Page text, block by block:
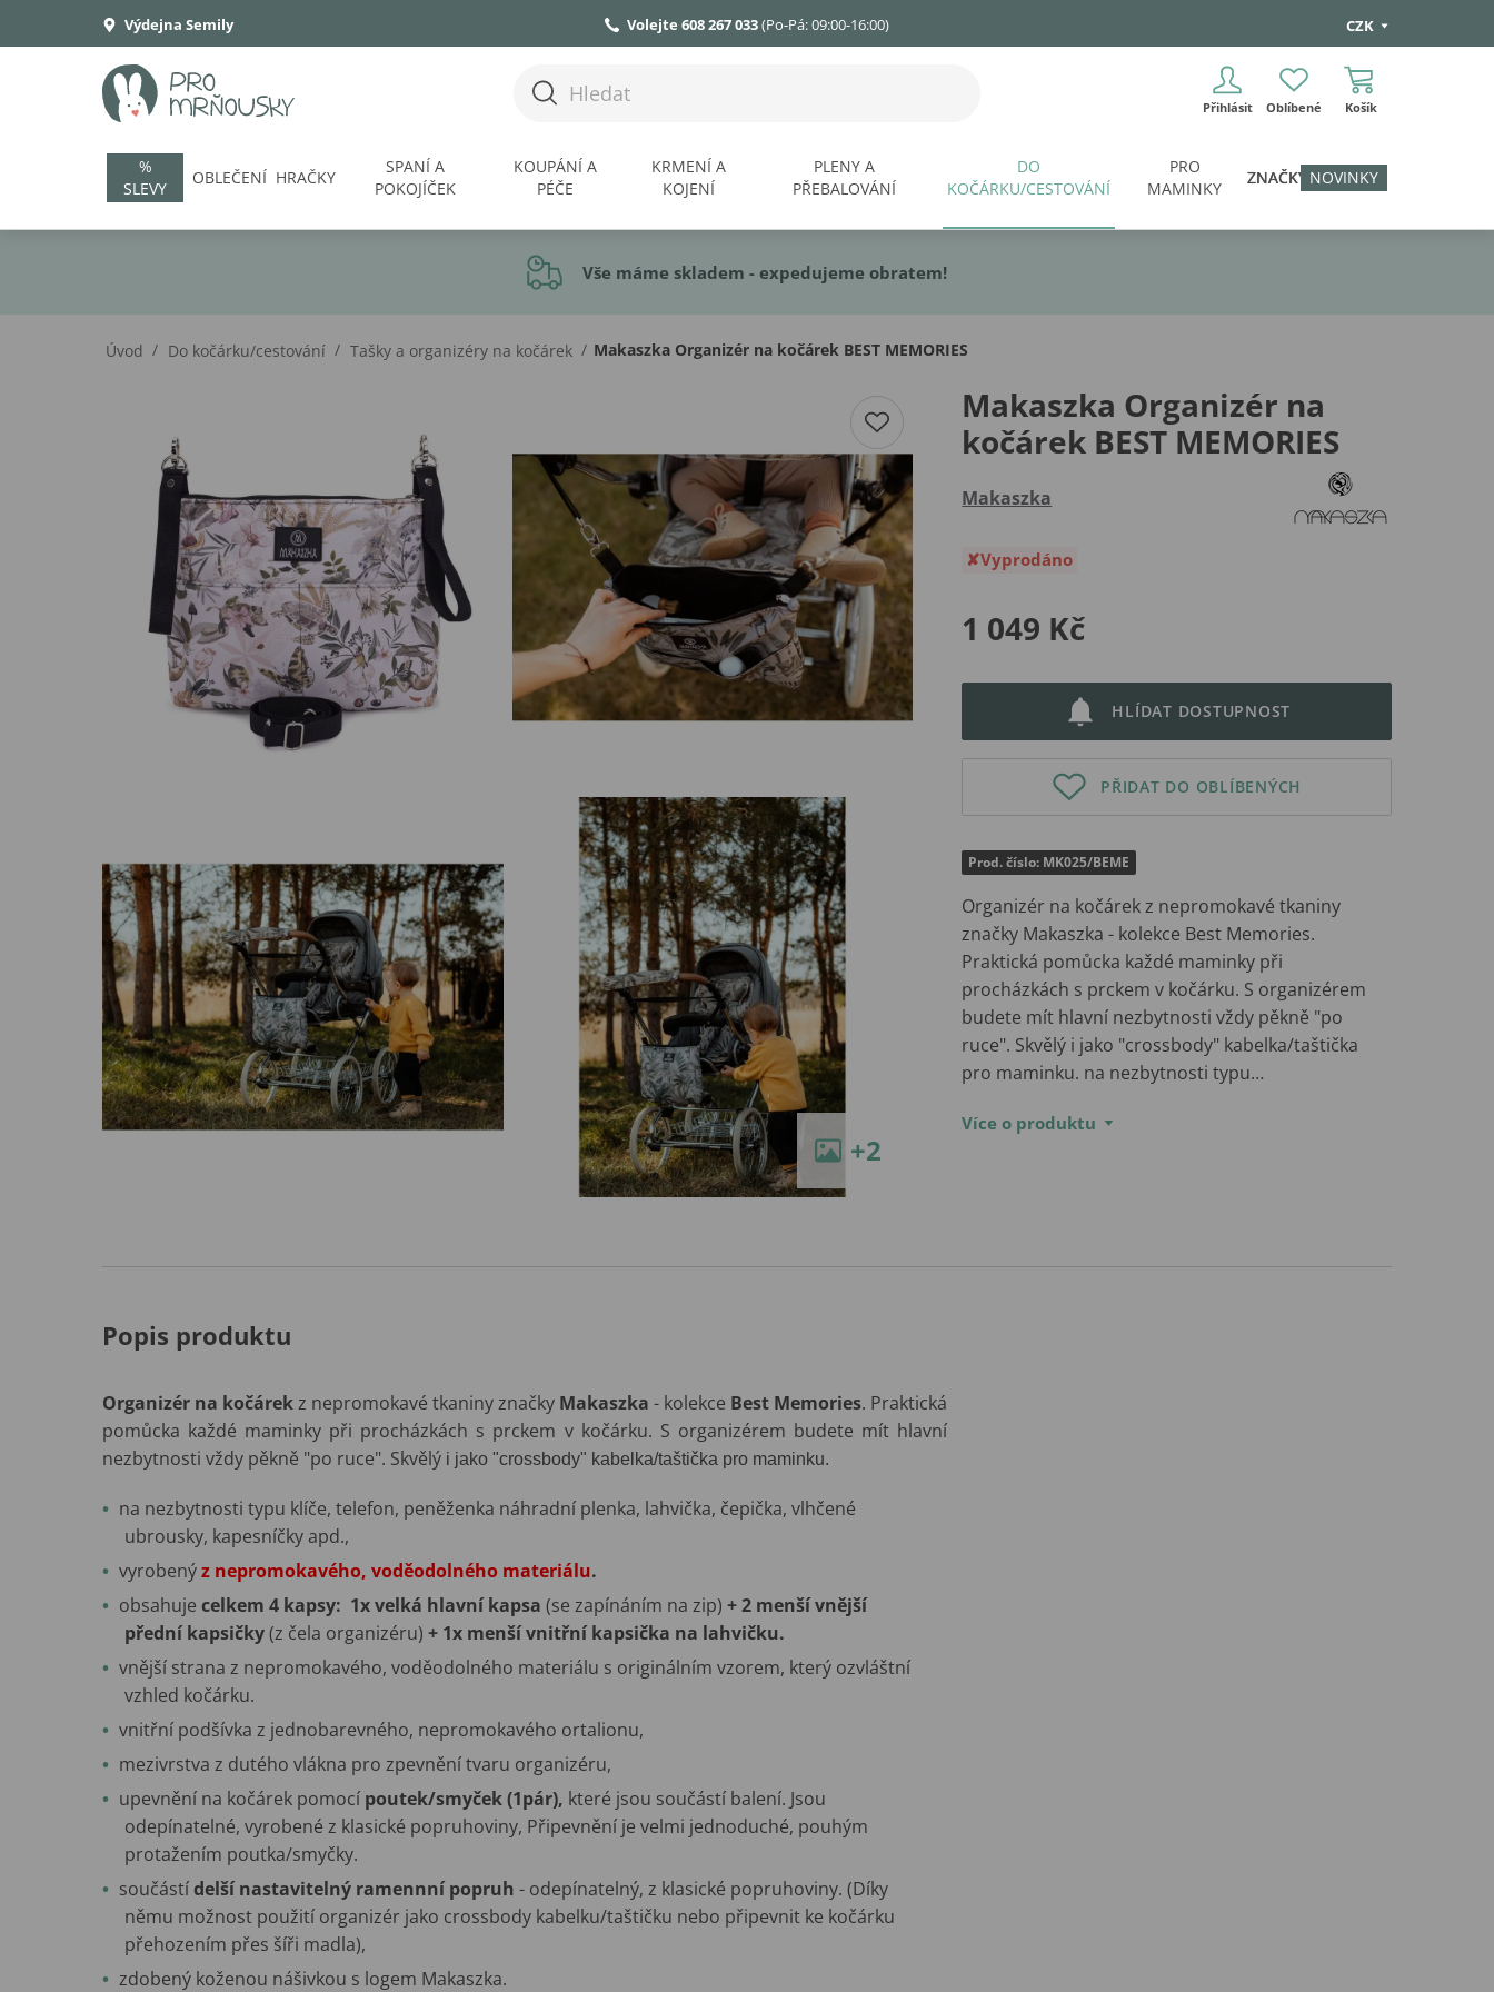
Výdejna Semily Volejte 608 267 033(Po-Pá: 09:00-16:00) CZK
Přihlásit Oblíbené Košík
%
SLEVY
OBLEČENÍ HRAČKY
SPANÍ A
POKOJÍČEK
KOUPÁNÍ A
PÉČE
KRMENÍ A
KOJENÍ
PLENY A
PŘEBALOVÁNÍ
DO
KOČÁRKU/CESTOVÁNÍ
PRO
MAMINKY
ZNAČKY NOVINKY
Vše máme skladem - expedujeme obratem!
Úvod / Do kočárku/cestování / Tašky a organizéry na kočárek / Makaszka Organizér na kočárek BEST MEMORIES
Makaszka Organizér na
kočárek BEST MEMORIES
Makaszka
Vyprodáno
1 049 Kč
HLÍDAT DOSTUPNOST
PŘIDAT DO OBLÍBENÝCH
Prod. číslo: MK025/BEME
Organizér na kočárek z nepromokavé tkaniny
značky Makaszka - kolekce Best Memories.
Praktická pomůcka každé maminky při
procházkách s prckem v kočárku. S organizérem
budete mít hlavní nezbytnosti vždy pěkně "po
ruce". Skvělý i jako "crossbody" kabelka/taštička
pro maminku. na nezbytnosti typu…
Více o produktu
+2
Popis produktu
Organizér na kočárekz nepromokavé tkaniny značky Makaszka - kolekce Best Memories. Praktická
pomůcka každé maminky při procházkách s prckem v kočárku. S organizérem budete mít hlavní
nezbytnosti vždy pěkně "po ruce". Skvělý i jako "crossbody" kabelka/taštička pro maminku.
na nezbytnosti typu klíče, telefon, peněženka náhradní plenka, lahvička, čepička, vlhčené
ubrousky, kapesníčky apd.,
vyrobenýz nepromokavého, voděodolného materiálu.
obsahuje celkem 4 kapsy: 1x velká hlavní kapsa (se zapínáním na zip) + 2 menší vnější
přední kapsičky(z čela organizéru) + 1x menší vnitřní kapsička na lahvičku.
vnější strana z nepromokavého, voděodolného materiálu s originálním vzorem, který ozvláštní
vzhled kočárku.
vnitřní podšívka z jednobarevného, nepromokavého ortalionu,
mezivrstva z dutého vlákna pro zpevnění tvaru organizéru,
upevnění na kočárek pomocí poutek/smyček (1pár), které jsou součástí balení. Jsou
odepínatelné, vyrobené z klasické popruhoviny, Připevnění je velmi jednoduché, pouhým
protažením poutka/smyčky.
součástídelší nastavitelný ramennní popruh - odepínatelný, z klasické popruhoviny. (Díky
němu možnost použití organizér jako crossbody kabelku/taštičku nebo připevnit ke kočárku
přehozením přes šíři madla),
zdobený koženou nášivkou s logem Makaszka.